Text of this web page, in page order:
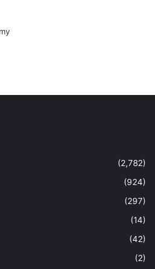
(2,782)
(924)
(297)
(14)
(42)
(2)